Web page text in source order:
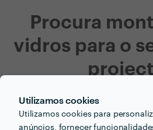
Utilizamos cookies
Utilizamos cookies para
anúncios, fornecer
Procura
vidros para o
Agora que tem uma ideia dos
o profissional